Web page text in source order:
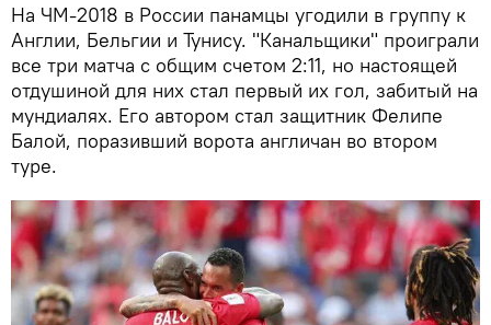
На ЧМ-2018 в России панамцы угодили в группу к
Англии, Бельгии и Тунису. "Канальщики" проиграли
все три матча с общим счетом 2:11, но настоящей
отдушиной для них стал первый их гол, забитый на
мундиалях. Его автором стал защитник Фелипе
Балой, поразивший ворота англичан во втором
туре.